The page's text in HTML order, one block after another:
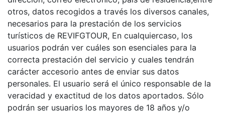
otros, datos recogidos a través los diversos canales,
necesarios para la prestación de los servicios
turísticos de REVIFGTOUR, En cualquiercaso, los
usuarios podrán ver cuáles son esenciales para la
correcta prestación del servicio y cuales tendrán
carácter accesorio antes de enviar sus datos
personales. El usuario será el único responsable de la
veracidad y exactitud de los datos aportados. Sólo
podrán ser usuarios los mayores de 18 años y/o